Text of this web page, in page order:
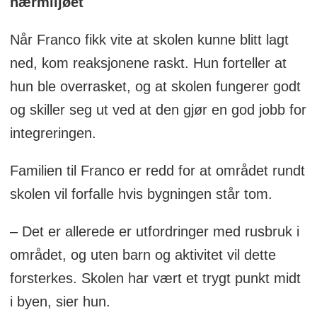
Når Franco fikk vite at skolen kunne blitt lagt
ned, kom reaksjonene raskt. Hun forteller at
hun ble overrasket, og at skolen fungerer godt
og skiller seg ut ved at den gjør en god jobb for
integreringen.
Familien til Franco er redd for at området rundt
skolen vil forfalle hvis bygningen står tom.
– Det er allerede er utfordringer med rusbruk i
området, og uten barn og aktivitet vil dette
forsterkes. Skolen har vært et trygt punkt midt
i byen, sier hun.